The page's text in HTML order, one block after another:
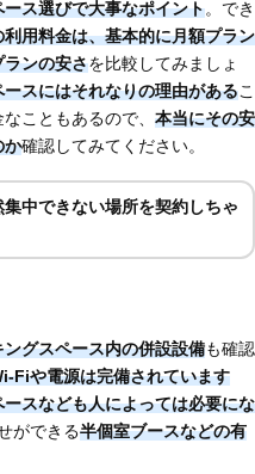
ス選びで大事なポイント。でき
利用料金は、基本的に月額プラン
ランの安さを比較してみましょ
スにはそれなりの理由があるこ
こともあるので、 本当にその安
か確認してみてください。
中できない場所を契約しちゃ
ングスペース内の併設設備も確認
Fiや電源は完備されています
ースなども人によっては必要にな
ができる半個室ブースなどの有